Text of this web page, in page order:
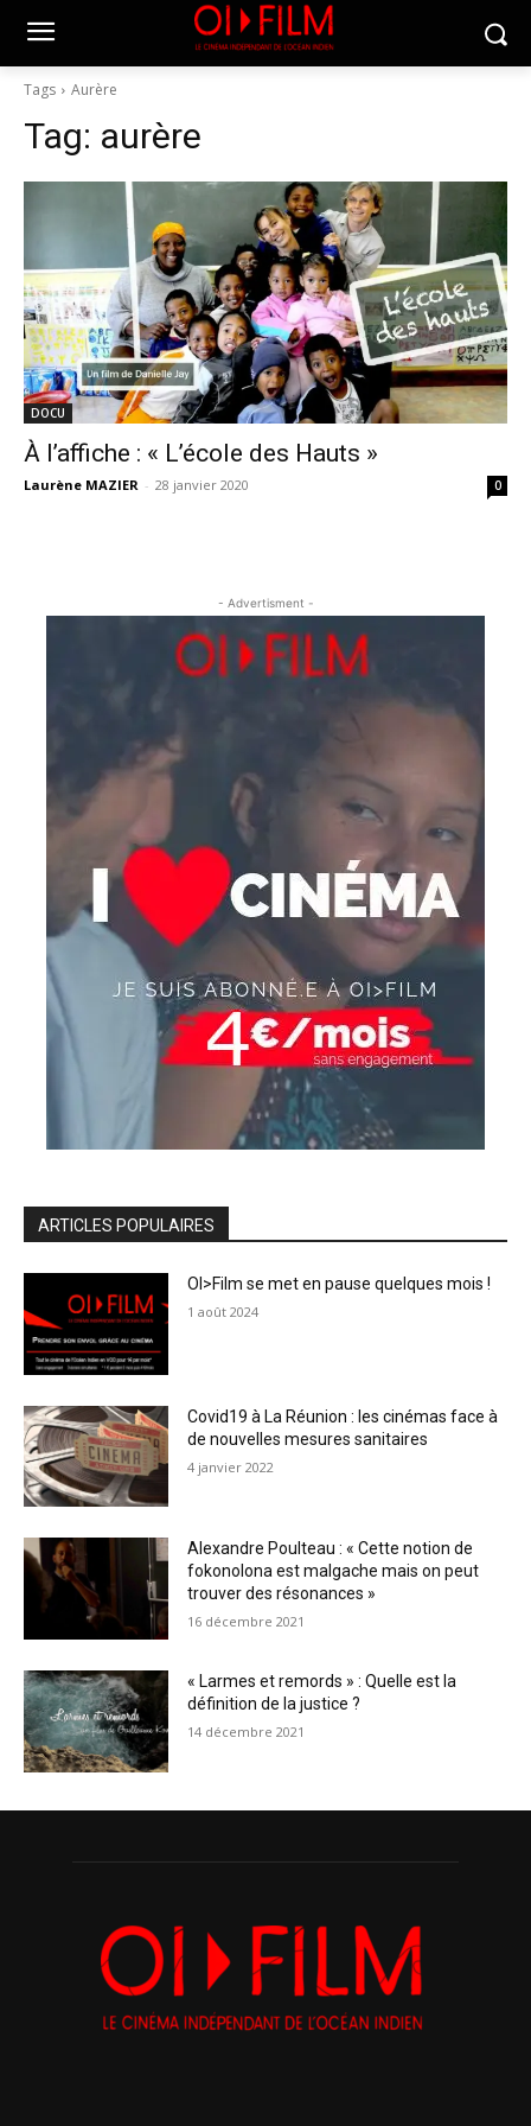
Tags Aurère
Tag: aurère
DOCU
À l’affiche : « L’école des Hauts »
Laurène MAZIER - 28 janvier 2020 0
- Advertisment -
ARTICLES POPULAIRES
OI>Film se met en pause quelques mois !
1 août 2024
Covid19 à La Réunion : les cinémas face à
de nouvelles mesures sanitaires
4 janvier 2022
Alexandre Poulteau : « Cette notion de
fokonolona est malgache mais on peut
trouver des résonances »
16 décembre 2021
« Larmes et remords » : Quelle est la
définition de la justice ?
14 décembre 2021